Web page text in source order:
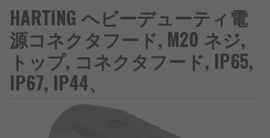
HARTING ヘビーデューティ電
源コネクタフード, M20 ネジ,
トップ, コネクタフード, IP65,
IP67, IP44、